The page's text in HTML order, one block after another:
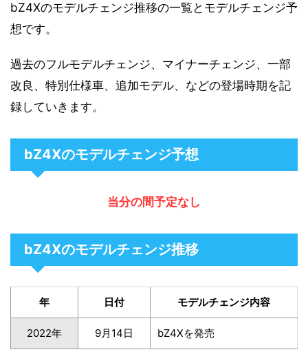
bZ4Xのモデルチェンジ推移の一覧とモデルチェンジ予
想です。
過去のフルモデルチェンジ、マイナーチェンジ、一部
改良、特別仕様車、追加モデル、などの登場時期を記
録していきます。
bZ4Xのモデルチェンジ予想
当分の間予定なし
bZ4Xのモデルチェンジ推移
年 日付 モデルチェンジ内容
2022年 9月14日 bZ4Xを発売